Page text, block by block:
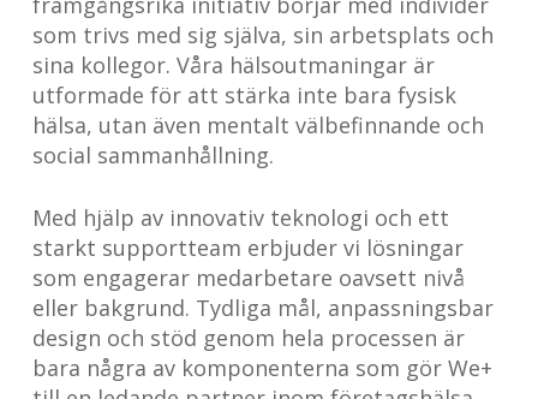
som trivs med sig själva, sin arbetsplats och
sina kollegor. Våra hälsoutmaningar är
utformade för att stärka inte bara fysisk
hälsa, utan även mentalt välbefinnande och
social sammanhållning.
Med hjälp av innovativ teknologi och ett
starkt supportteam erbjuder vi lösningar
som engagerar medarbetare oavsett nivå
eller bakgrund. Tydliga mål, anpassningsbar
design och stöd genom hela processen är
bara några av komponenterna som gör We+